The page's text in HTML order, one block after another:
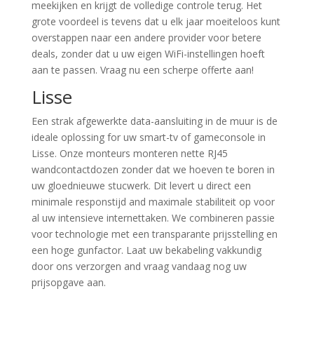
meekijken en krijgt de volledige controle terug. Het
grote voordeel is tevens dat u elk jaar moeiteloos kunt
overstappen naar een andere provider voor betere
deals, zonder dat u uw eigen WiFi-instellingen hoeft
aan te passen. Vraag nu een scherpe offerte aan!
Lisse
Een strak afgewerkte data-aansluiting in de muur is de
ideale oplossing for uw smart-tv of gameconsole in
Lisse. Onze monteurs monteren nette RJ45
wandcontactdozen zonder dat we hoeven te boren in
uw gloednieuwe stucwerk. Dit levert u direct een
minimale responstijd and maximale stabiliteit op voor
al uw intensieve internettaken. We combineren passie
voor technologie met een transparante prijsstelling en
een hoge gunfactor. Laat uw bekabeling vakkundig
door ons verzorgen and vraag vandaag nog uw
prijsopgave aan.